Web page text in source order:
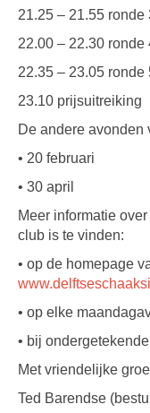
21.25 – 21.55 ronde
22.00 – 22.30 ronde
22.35 – 23.05 ronde
23.10 prijsuitreiking
De andere avonden
• 20 februari
• 30 april
Meer informatie
club is te vinden:
• op de homepage
• op elke
• bij ondergetekende
Met vriendelijke
Ted Barendse